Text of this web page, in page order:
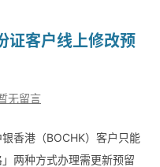
证客户线上修改预
无留言
香港（BOCHK）客户只能
两种方式办理需更新预留